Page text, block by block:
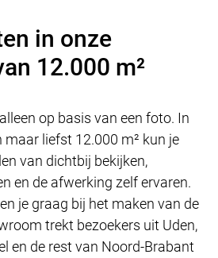
in onze
12.000 m²
op basis van een foto. In
liefst 12.000 m² kun je
van dichtbij bekijken,
en de afwerking zelf ervaren.
je graag bij het maken van de
trekt bezoekers uit Uden,
en de rest van Noord-Brabant